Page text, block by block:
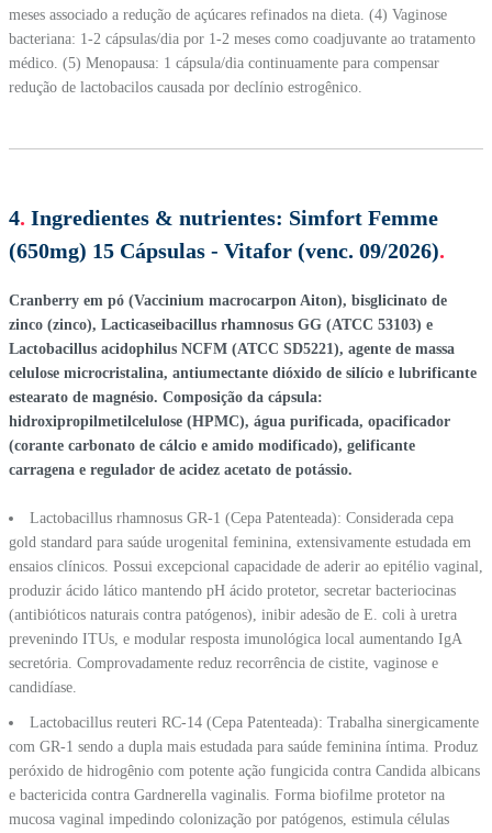
meses associado a redução de açúcares refinados na dieta. (4) Vaginose
bacteriana: 1-2 cápsulas/dia por 1-2 meses como coadjuvante ao tratamento
médico. (5) Menopausa: 1 cápsula/dia continuamente para compensar
redução de lactobacilos causada por declínio estrogênico.
4. Ingredientes & nutrientes: Simfort Femme
(650mg) 15 Cápsulas - Vitafor (venc. 09/2026).
Cranberry em pó (Vaccinium macrocarpon Aiton), bisglicinato de
zinco (zinco), Lacticaseibacillus rhamnosus GG (ATCC 53103) e
Lactobacillus acidophilus NCFM (ATCC SD5221), agente de massa
celulose microcristalina, antiumectante dióxido de silício e lubrificante
estearato de magnésio. Composição da cápsula:
hidroxipropilmetilcelulose (HPMC), água purificada, opacificador
(corante carbonato de cálcio e amido modificado), gelificante
carragena e regulador de acidez acetato de potássio.
Lactobacillus rhamnosus GR-1 (Cepa Patenteada): Considerada cepa
gold standard para saúde urogenital feminina, extensivamente estudada em
ensaios clínicos. Possui excepcional capacidade de aderir ao epitélio vaginal,
produzir ácido lático mantendo pH ácido protetor, secretar bacteriocinas
(antibióticos naturais contra patógenos), inibir adesão de E. coli à uretra
prevenindo ITUs, e modular resposta imunológica local aumentando IgA
secretória. Comprovadamente reduz recorrência de cistite, vaginose e
candidíase.
Lactobacillus reuteri RC-14 (Cepa Patenteada): Trabalha sinergicamente
com GR-1 sendo a dupla mais estudada para saúde feminina íntima. Produz
peróxido de hidrogênio com potente ação fungicida contra Candida albicans
e bactericida contra Gardnerella vaginalis. Forma biofilme protetor na
mucosa vaginal impedindo colonização por patógenos, estimula células